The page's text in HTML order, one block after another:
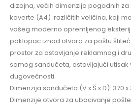
dizajna, većih dimenzija pogodnih
koverte (A4) različitih veličina, koji
vašeg moderno opremljenog
poklopac iznad otvora za poštu
prostor za ostavljanje reklamnog i
samog sandučeta, ostavljajući utisak
dugovečnosti.
Dimenzija sandučeta (V x Š x D): 370 x
Dimenzije otvora za ubacivanje